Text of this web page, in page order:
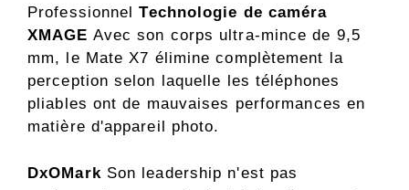
ProfessionnelTechnologie de caméra
XMAGE Avec son corps ultra-mince de 9,5
mm, le Mate X7 élimine complètement la
perception selon laquelle les téléphones
pliables ont de mauvaises performances en
matière d'appareil photo.
DxOMarkSon leadership n'est pas